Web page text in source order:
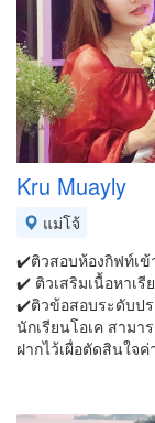
Kru Muayly
แม่โจ้
✔️ติวสอบห้องกิฟท์เข้
✔️ ติวเสริมเนื้อหาเ
✔️ติวข้อสอบระดับปร
นักเรียนโอเค สามา
ฝากไว้เผื่อตัดสินใจค่